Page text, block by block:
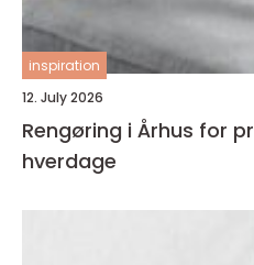
inspiration
12. July 2026
Rengøring i Århus for
hverdage